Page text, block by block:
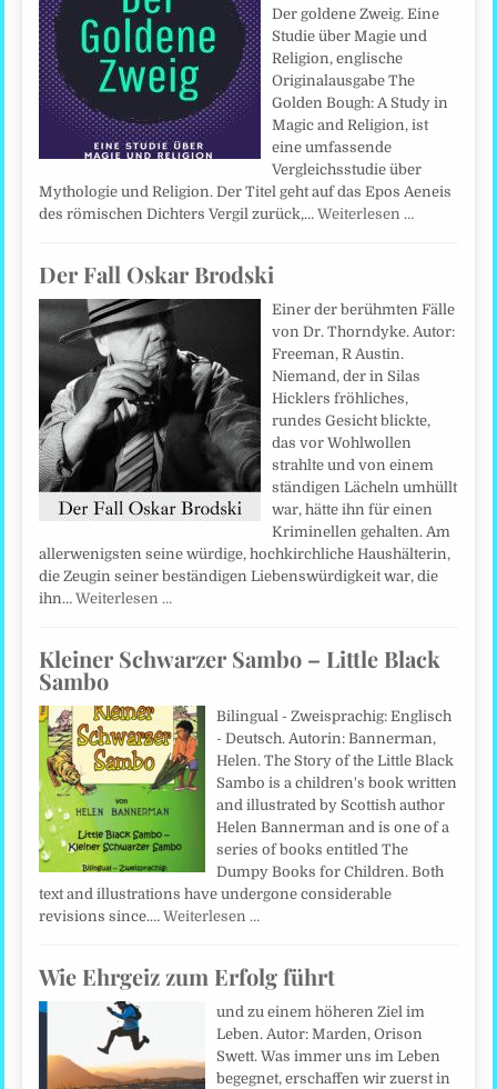
Der goldene Zweig. Eine
Studie über Magie und
Religion, englische
Originalausgabe The
Golden Bough: A Study in
Magic and Religion, ist
eine umfassende
Vergleichsstudie über
Mythologie und Religion. Der Titel geht auf das Epos Aeneis
des römischen Dichters Vergil zurück,…Weiterlesen …
Der Fall Oskar Brodski
Einer der berühmten Fälle
von Dr. Thorndyke. Autor:
Freeman, R Austin.
Niemand, der in Silas
Hicklers fröhliches,
rundes Gesicht blickte,
das vor Wohlwollen
strahlte und von einem
ständigen Lächeln umhüllt
war, hätte ihn für einen
Kriminellen gehalten. Am
allerwenigsten seine würdige, hochkirchliche Haushälterin,
die Zeugin seiner beständigen Liebenswürdigkeit war, die
ihn…Weiterlesen …
Kleiner Schwarzer Sambo – Little Black
Sambo
Bilingual - Zweisprachig: Englisch
- Deutsch. Autorin: Bannerman,
Helen. The Story of the Little Black
Sambo is a children's book written
and illustrated by Scottish author
Helen Bannerman and is one of a
series of books entitled The
Dumpy Books for Children. Both
text and illustrations have undergone considerable
revisions since.…Weiterlesen …
Wie Ehrgeiz zum Erfolg führt
und zu einem höheren Ziel im
Leben. Autor: Marden, Orison
Swett. Was immer uns im Leben
begegnet, erschaffen wir zuerst in